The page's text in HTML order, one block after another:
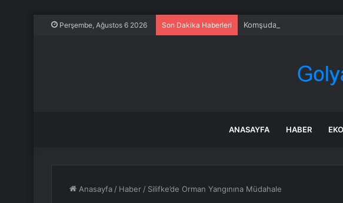
Perşembe, Ağustos 6 2026 Son Dakika Haberleri Komşuda katliam gibi kaza:
ANASAYFA HABER
Anasayfa / Haber / Silifke’de Orman Yangınına Müdahale